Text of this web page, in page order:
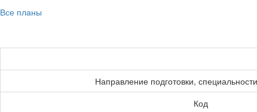
Все планы
Направление подготовки,
Код